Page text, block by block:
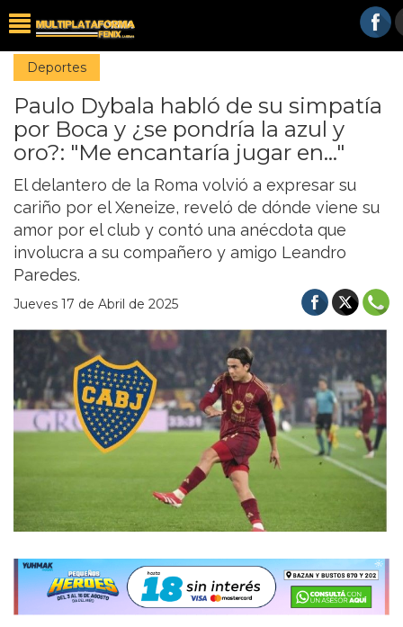
Deportes
Paulo Dybala habló de su simpatía
por Boca y ¿se pondría la azul y
oro?: "Me encantaría jugar en..."
El delantero de la Roma volvió a expresar su
cariño por el Xeneize, reveló de dónde viene su
amor por el club y contó una anécdota que
involucra a su compañero y amigo Leandro
Paredes.
Jueves 17 de Abril de 2025